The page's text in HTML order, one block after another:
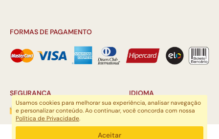
FORMAS DE PAGAMENTO
SEGURANÇA IDIOMA
ARTSOUL COMUNICAÇÃO DIGITAL LTDA | CNPJ: 29.752.781/0001-52
Usamos cookies para melhorar sua experiência, analisar navegação
e personalizar conteúdo. Ao continuar, você concorda com nossa
Política de Privacidade.
Aceitar